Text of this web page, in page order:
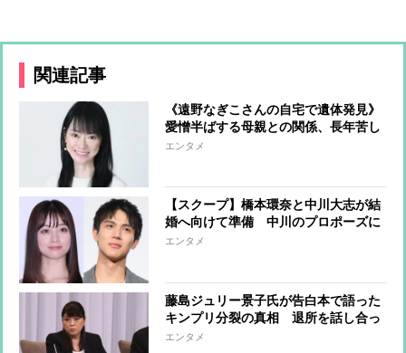
関連記事
《遠野なぎこさんの自宅で遺体発見》
愛憎半ばする母親との関係、長年苦し
んできた摂食障害、遺体に寄り添うよ
エンタメ
【スクープ】橋本環奈と中川大志が結
婚へ向けて準備 中川のプロポーズに
橋本は涙の受諾、互いの家族にはすで
エンタメ
藤島ジュリー景子氏が告白本で語った
キンプリ分裂の真相 退所を話し合っ
ていたのは3人だけ、永瀬と高橋は事
エンタメ